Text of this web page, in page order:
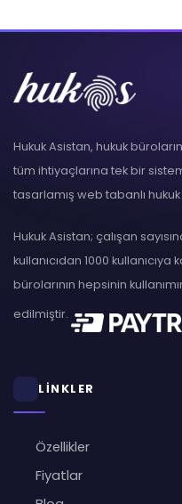
Hukuk Asistan, hukuk
tüm ihtiyaçlarına tek bir
tasarlamış web tabanlı
Hukuk Asistan; çalışan
kullanıcıdan 1000
bürolarının hepsinin
edilmiştir.
LİNKLER
Özellikler
Fiyatlar